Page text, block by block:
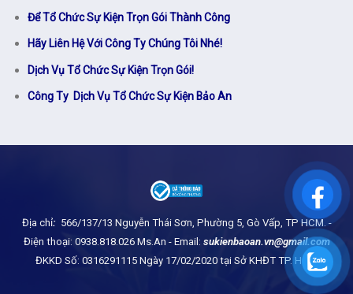
Để Tổ Chức Sự Kiện Trọn Gói Thành Công
Hãy Liên Hệ Với Công Ty Chúng Tôi Nhé!
Dịch Vụ Tổ Chức Sự Kiện Trọn Gói!
Công Ty Dịch Vụ Tổ Chức Sự Kiện Bảo An
Địa chỉ: 566/137/13 Nguyễn Thái Sơn, Phường 5, Gò Vấp, TP HCM. -
Điện thoại: 0938.818.026 Ms.An - Email: sukienbaoan.vn@gmail.com
ĐKKD Số: 0316291115 Ngày 17/02/2020 tại Sở KHĐT TP. HCM